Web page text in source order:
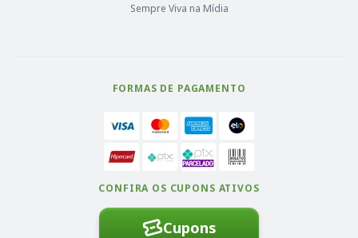
Sempre Viva na Mídia
FORMAS DE PAGAMENTO
CONFIRA OS CUPONS ATIVOS
Cupons